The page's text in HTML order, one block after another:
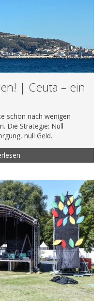
| Ceuta – ein
schon nach wenigen
Die Strategie: Null
null Geld.